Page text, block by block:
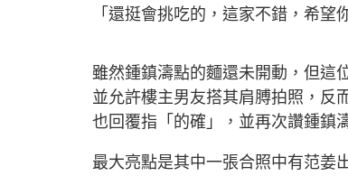
「還挺會挑吃的，這家不錯，希望
雖然鍾鎮濤點的麵還未開動，但這
並允許樓主男友搭其肩膊拍照，反
也回覆指「的確」，並再次讚鍾鎮
最大亮點是其中一張合照中有范姜